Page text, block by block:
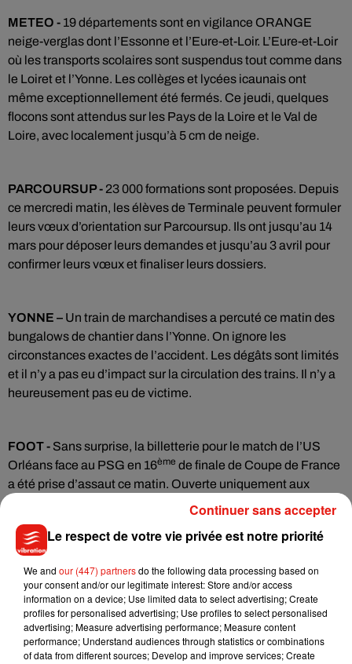
METEO - 19 départements sont en vigilance ORANGE
neige-verglas dont l’Essonne et l’Eure-et-Loir. L’Eure-et-Loir
où les transports scolaires sont suspendus tout comme dans
le Loiret et l’Yonne. Les collèges et lycées icaunais ont
même exceptionnellement été fermés. Ce jeudi, quelques
flocons sont attendus sur les Pays de la Loire et le Val de
Loire, avec localement jusqu’à 5 cm de neige.
PARCOURSUP - 23 000 formations sont proposées. Depuis
ce mercredi matin, les élèves de Terminale peuvent formuler
leurs vœux d’orientation sur Parcoursup. Ils ont jusqu’au 14
mars pour déposer leurs demandes et jusqu’au 3 avril pour
confirmer leurs vœux et finaliser leurs dossiers.
YONNE – Un train de marchandises a percuté ce matin des
bungalows de chantier dans l’Yonne. On ignore les
circonstances exactes de l’accident. Les dégâts sont limités
et il n’y a pas eu d’impact sur la circulation des trains. Il n’y a
heureusement pas eu de victime.
FOOT - Sans surprise, la billetterie pour le match de l’US
Orléans face au PSG en 16ème de finale de Coupe de France
a été prise d’assaut ce matin. Ouverte uniquement aux
guichets du stade, il fallait s’armer de patience. Pour rappel,
2000 billets étaient en vente.
Musique
Julien Lieb s’essaye à la vie de chatelain
Le respect de votre vie privée est notre priorité
We and our (447) partnersdo the following data processing based on
your consent and/or our legitimate interest: Store and/or access
information on a device; Use limited data to select advertising; Create
profiles for personalised advertising; Use profiles to select personalised
advertising; Measure advertising performance; Measure content
performance; Understand audiences through statistics or combinations
of data from different sources; Develop and improve services; Create
Continuer sans accepter